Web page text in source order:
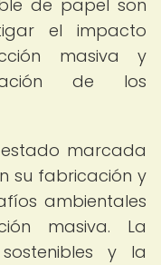
de papel son
el impacto
masiva y
de los
marcada
su fabricación y
ambientales
masiva. La
y la